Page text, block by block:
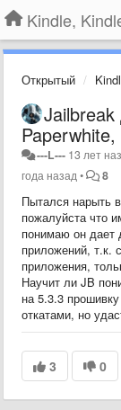
Открытый
Paperwhite,
---L--- 13 лет
года назад • 8
Пытался нарыть
пожалуйста что
понимаю он дает
приложений, т.к.
приложения,
Научит ли JB
на 5.3.3
откатами, но
3 0